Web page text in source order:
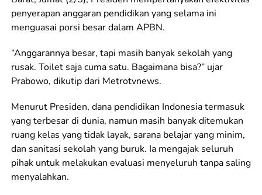
penyerapan anggaran pendidikan yang selama ini
menguasai porsi besar dalam APBN.
“Anggarannya besar, tapi masih banyak sekolah yang
rusak. Toilet saja cuma satu. Bagaimana bisa?” ujar
Prabowo, dikutip dari Metrotvnews.
Menurut Presiden, dana pendidikan Indonesia termasuk
yang terbesar di dunia, namun masih banyak ditemukan
ruang kelas yang tidak layak, sarana belajar yang minim,
dan sanitasi sekolah yang buruk. Ia mengajak seluruh
pihak untuk melakukan evaluasi menyeluruh tanpa saling
menyalahkan.